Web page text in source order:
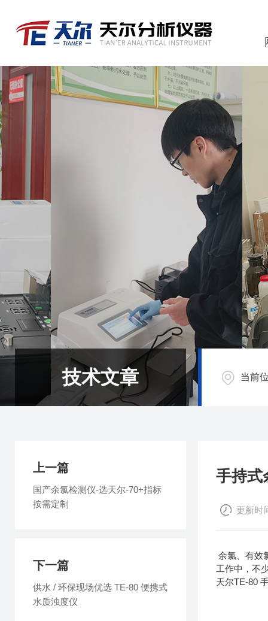
技术文章 当前
手持式
更新时
余氯、有效
工作中，不
天尔TE-80
上一篇
国产余氯检测仪-选天尔-70+指标
按需定制
下一篇
供水 / 环保现场优选 TE-80 便携式
水质浊度仪